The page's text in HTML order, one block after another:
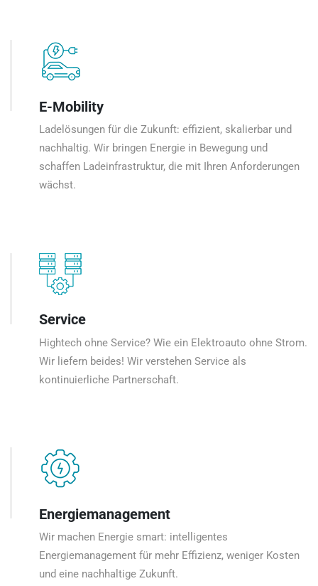
E-Mobility
Ladelösungen für die Zukunft: effizient, skalierbar und
nachhaltig. Wir bringen Energie in Bewegung und
schaffen Ladeinfrastruktur, die mit Ihren Anforderungen
wächst.
Service
Hightech ohne Service? Wie ein Elektroauto ohne Strom.
Wir liefern beides! Wir verstehen Service als
kontinuierliche Partnerschaft.
Energiemanagement
Wir machen Energie smart: intelligentes
Energiemanagement für mehr Effizienz, weniger Kosten
und eine nachhaltige Zukunft.